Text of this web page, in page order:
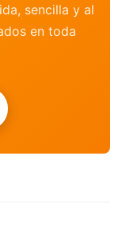
sencilla y al
en toda